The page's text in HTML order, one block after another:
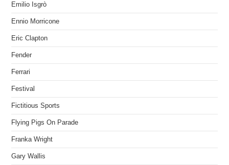
Emilio Isgrò
Ennio Morricone
Eric Clapton
Fender
Ferrari
Festival
Fictitious Sports
Flying Pigs On Parade
Franka Wright
Gary Wallis